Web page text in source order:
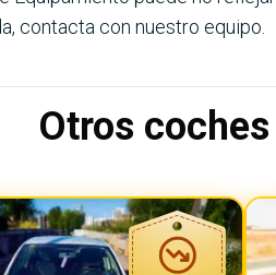
contacta con nuestro equipo.
Otros